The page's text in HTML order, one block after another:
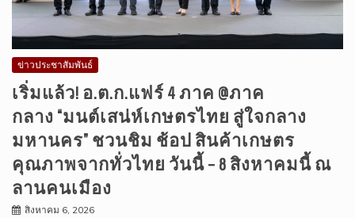
ข่าวประชาสัมพันธ์
เริ่มแล้ว! อ.ต.ก.แฟร์ 4 ภาค @ภาค
กลาง “มนต์เสน่ห์เกษตรไทย สู่ใจกลาง
มหานคร” ชวนชิม ช้อป สินค้าเกษตร
คุณภาพจากทั่วไทย วันนี้ – 8 สิงหาคมนี้ ณ
ลานคนเมือง
สิงหาคม 6, 2026